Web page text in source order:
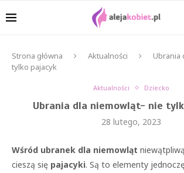
Strona główna Aktualności
Ubrania
tylko pajacyk
Aktualności Dziecko
Ubrania dla niemowląt- nie
28 lutego, 2023
Wśród ubranek dla niemowląt
cieszą się pajacyki. Są to elementy